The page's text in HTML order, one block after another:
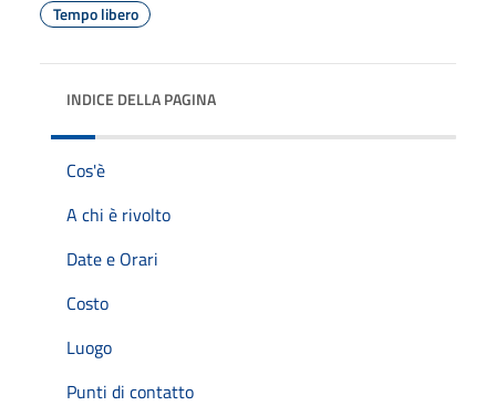
Tempo libero
INDICE DELLA PAGINA
Cos'è
A chi è rivolto
Date e Orari
Costo
Luogo
Punti di contatto